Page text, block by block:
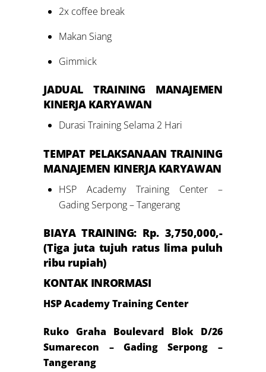
2x coffee break
Makan Siang
Gimmick
JADUAL TRAINING MANAJEMEN
KINERJA KARYAWAN
Durasi Training Selama 2 Hari
TEMPAT PELAKSANAAN TRAINING
MANAJEMEN KINERJA KARYAWAN
HSP Academy Training Center –
Gading Serpong – Tangerang
BIAYA TRAINING: Rp. 3,750,000,-
(Tiga juta tujuh ratuslima puluh
ribu rupiah)
KONTAK INRORMASI
HSP Academy Training Center
Ruko Graha Boulevard Blok D/26
Sumarecon – Gading Serpong –
Tangerang